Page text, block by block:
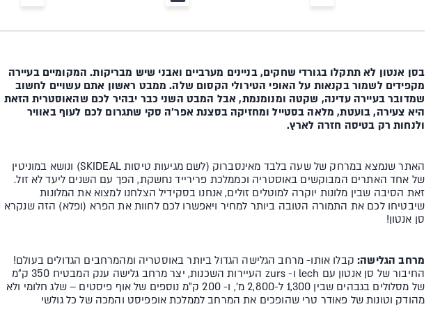
בסן אנטון לא תתקלו בגורדי שחקים, בניינים מערביים ואבני שיש מבריקות. המקומיים בעיירה
מקפידים לשמור בקנאות על האופי הטירולי הקסום שלה. ממבט ראשון אתם עשויים לחשוב
שמדובר בעיירה עדינה, שקטה ומנומנמת, אבל המבט השני כבר יבהיר לכם שהאוסטרית הזאת
היא צעירה, בועטת, מלאה בסטייל ומחזיקה בסצנת אפר'ה סקי שתגרום לכם לעוף באוויר
ולנחות רק בטיסה חזרה לארץ.
האתר שנמצא במרחק של שעה בלבד מאינסברוק (לשם מגיעות טיסות SKIDEAL) ונושא במוניטין
של אחד האתרים המבוקשים באוסטריה וכממלכת פרירייד נחשקת, הפך עם השנים ליעד לא זול.
זאת הסיבה שבין מלונות יוקרה למוטלים זולים, אנחנו בסקידיל הצלחנו למצוא את המלונות
שיבטיחו לכם את התמורה הטובה ביותר למחיר ויאפשרו לכם לחוות את הפרא (ופלא) הזה שנקרא
סן אנטון!
מרחב הגלישה: קבלו אותו- מרחב הגלישה הגדול ביותר באוסטריה ומהמרחבים הגדולים בעולם!
החיבור של סן אנטון עם lech ו- zurs העיירות השכנות, יצר מרחב גלישה ענק המבטיח 350 ק״מ
של מסלולים בגבהים שבין 1,300 ל-2,800 מ', ו- 200 ק"מ נוספים של אוף פיסטים – שלג חלומי ולא
מהודק וטונות של פאודר טרי שהופכים את המרחב לממלכת אופפיסט והמכה של כל גולשי